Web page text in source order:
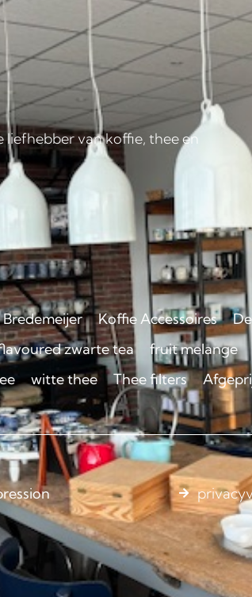
van koffie, thee en
Bredemeijer Koffie Accessoires
zwarte tea fruit melange
witte thee Thee filters